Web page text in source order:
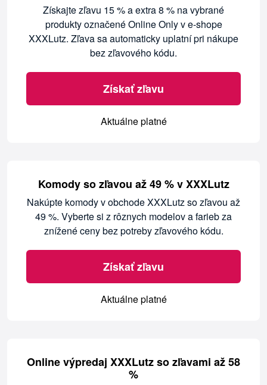
Získajte zľavu 15 % a extra 8 % na vybrané
produkty označené Online Only v e-shope
XXXLutz. Zľava sa automaticky uplatní pri nákupe
bez zľavového kódu.
Získať zľavu
Aktuálne platné
Komody so zľavou až 49 % v XXXLutz
Nakúpte komody v obchode XXXLutz so zľavou až
49 %. Vyberte si z rôznych modelov a farieb za
znížené ceny bez potreby zľavového kódu.
Získať zľavu
Aktuálne platné
Online výpredaj XXXLutz so zľavami až 58
%